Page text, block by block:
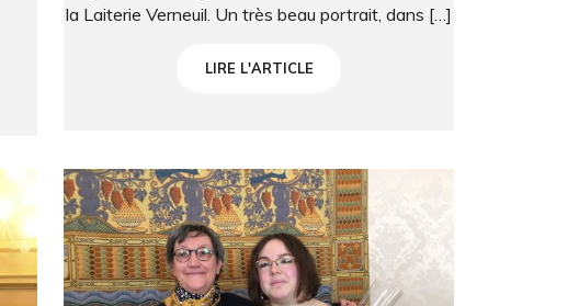
la Laiterie Verneuil. Un très beau portrait, dans […]
LIRE L'ARTICLE